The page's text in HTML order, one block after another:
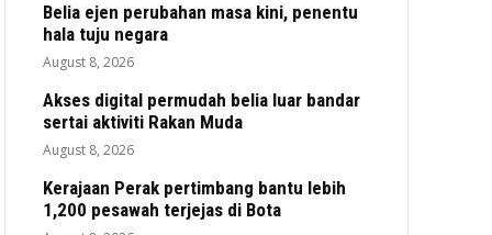
Belia ejen perubahan masa kini, penentu
hala tuju negara
August 8, 2026
Akses digital permudah belia luar bandar
sertai aktiviti Rakan Muda
August 8, 2026
Kerajaan Perak pertimbang bantu lebih
1,200 pesawah terjejas di Bota